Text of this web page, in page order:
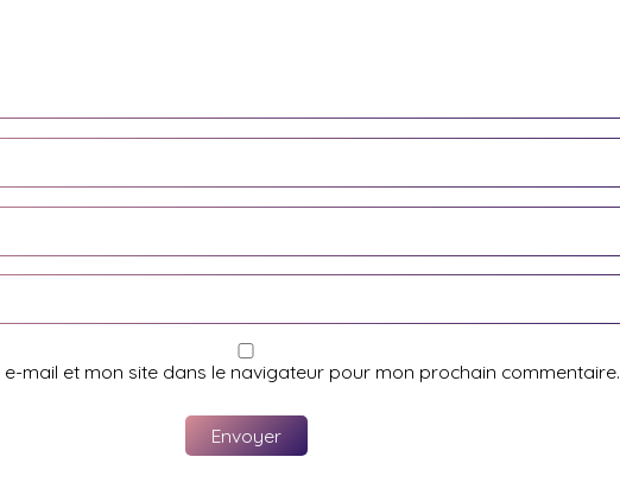
mail et mon site dans le navigateur pour mon prochain commentaire.